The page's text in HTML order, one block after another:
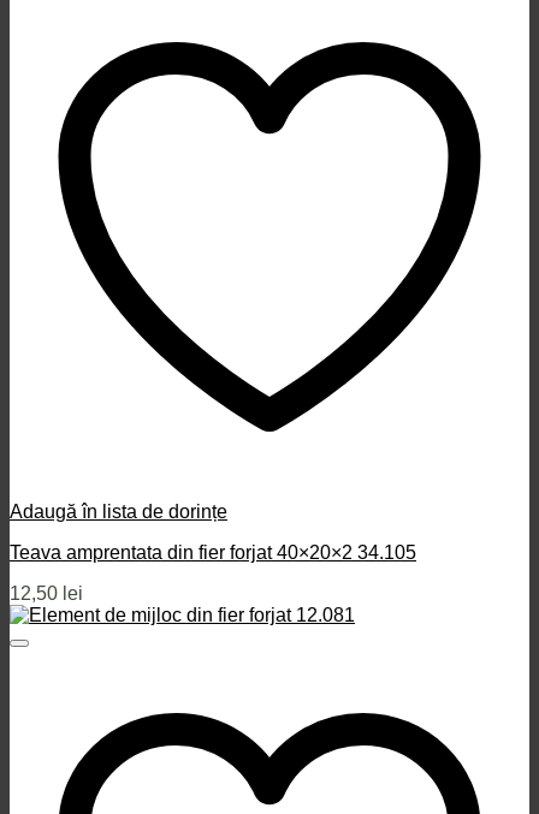
Adaugă în lista de dorințe
Teava amprentata din fier forjat 40×20×2 34.105
12,50 lei